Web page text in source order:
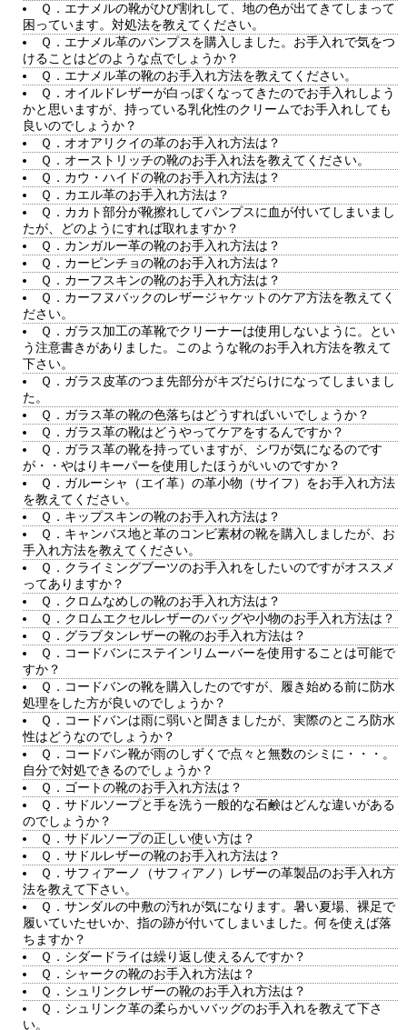
Ｑ．エナメルの靴がひび割れして、地の色が出てきてしまって
困っています。対処法を教えてください。
Ｑ．エナメル革のパンプスを購入しました。お手入れで気をつ
けることはどのような点でしょうか？
Ｑ．エナメル革の靴のお手入れ方法を教えてください。
Ｑ．オイルドレザーが白っぽくなってきたのでお手入れしよう
かと思いますが、持っている乳化性のクリームでお手入れしても
良いのでしょうか？
Ｑ．オオアリクイの革のお手入れ方法は？
Ｑ．オーストリッチの靴のお手入れ法を教えてください。
Ｑ．カウ・ハイドの靴のお手入れ方法は？
Ｑ．カエル革のお手入れ方法は？
Ｑ．カカト部分が靴擦れしてパンプスに血が付いてしまいまし
たが、どのようにすれば取れますか？
Ｑ．カンガルー革の靴のお手入れ方法は？
Ｑ．カーピンチョの靴のお手入れ方法は？
Ｑ．カーフスキンの靴のお手入れ方法は？
Ｑ．カーフヌバックのレザージャケットのケア方法を教えてく
ださい。
Ｑ．ガラス加工の革靴でクリーナーは使用しないように。とい
う注意書きがありました。このような靴のお手入れ方法を教えて
下さい。
Ｑ．ガラス皮革のつま先部分がキズだらけになってしまいまし
た。
Ｑ．ガラス革の靴の色落ちはどうすればいいでしょうか？
Ｑ．ガラス革の靴はどうやってケアをするんですか？
Ｑ．ガラス革の靴を持っていますが、シワが気になるのです
が・・やはりキーパーを使用したほうがいいのですか？
Ｑ．ガルーシャ（エイ革）の革小物（サイフ）をお手入れ方法
を教えてください。
Ｑ．キップスキンの靴のお手入れ方法は？
Ｑ．キャンバス地と革のコンビ素材の靴を購入しましたが、お
手入れ方法を教えてください。
Ｑ．クライミングブーツのお手入れをしたいのですがオススメ
ってありますか？
Ｑ．クロムなめしの靴のお手入れ方法は？
Ｑ．クロムエクセルレザーのバッグや小物のお手入れ方法は？
Ｑ．グラブタンレザーの靴のお手入れ方法は？
Ｑ．コードバンにステインリムーバーを使用することは可能で
すか？
Ｑ．コードバンの靴を購入したのですが、履き始める前に防水
処理をした方が良いのでしょうか？
Ｑ．コードバンは雨に弱いと聞きましたが、実際のところ防水
性はどうなのでしょうか？
Ｑ．コードバン靴が雨のしずくで点々と無数のシミに・・・。
自分で対処できるのでしょうか？
Ｑ．ゴートの靴のお手入れ方法は？
Ｑ．サドルソープと手を洗う一般的な石鹸はどんな違いがある
のでしょうか？
Ｑ．サドルソープの正しい使い方は？
Ｑ．サドルレザーの靴のお手入れ方法は？
Ｑ．サフィアーノ（サフィアノ）レザーの革製品のお手入れ方
法を教えて下さい。
Ｑ．サンダルの中敷の汚れが気になります。暑い夏場、裸足で
履いていたせいか、指の跡が付いてしまいました。何を使えば落
ちますか？
Ｑ．シダードライは繰り返し使えるんですか？
Ｑ．シャークの靴のお手入れ方法は？
Ｑ．シュリンクレザーの靴のお手入れ方法は？
Ｑ．シュリンク革の柔らかいバッグのお手入れを教えて下さ
い。